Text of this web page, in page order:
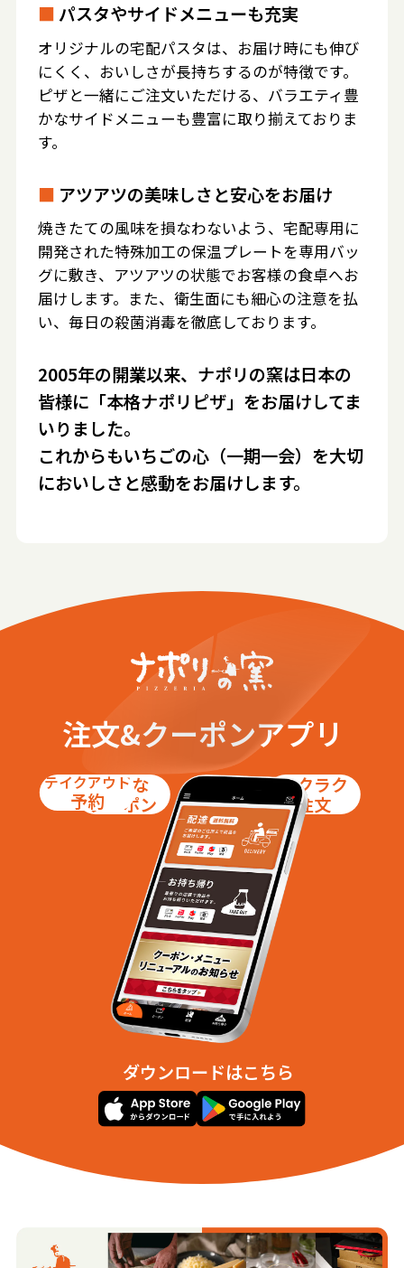
■ パスタやサイドメニューも充実
オリジナルの宅配パスタは、お届け時にも伸び
にくく、おいしさが長持ちするのが特徴です。
ピザと一緒にご注文いただける、バラエティ豊
かなサイドメニューも豊富に取り揃えておりま
す。
■ アツアツの美味しさと安心をお届け
焼きたての風味を損なわないよう、宅配専用に
開発された特殊加工の保温プレートを専用バッ
グに敷き、アツアツの状態でお客様の食卓へお
届けします。また、衛生面にも細心の注意を払
い、毎日の殺菌消毒を徹底しております。
2005年の開業以来、ナポリの窯は日本の
皆様に「本格ナポリピザ」をお届けしてま
いりました。
これからもいちごの心（一期一会）を大切
においしさと感動をお届けします。
注文&クーポンアプリ
お得な
クーポン
テイクアウト
予約
ラクラク
注文
ダウンロードはこちら